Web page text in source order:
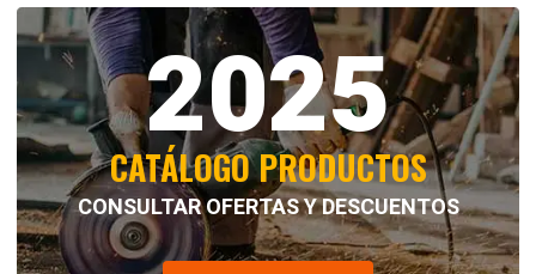
2025
CATÁLOGO PRODUCTOS
CONSULTAR OFERTAS Y DESCUENTOS